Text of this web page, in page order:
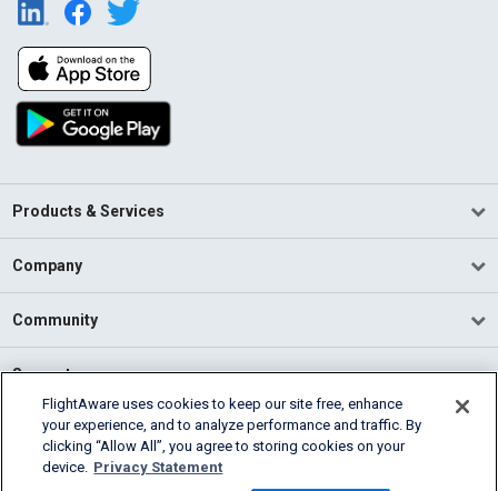
Products & Services
Company
Community
Support
English (USA)
2026 FlightAware
FlightAware uses cookies to keep our site free, enhance
your experience, and to analyze performance and traffic. By
clicking “Allow All”, you agree to storing cookies on your
device. Privacy Statement